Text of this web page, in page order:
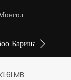
Барина Уу